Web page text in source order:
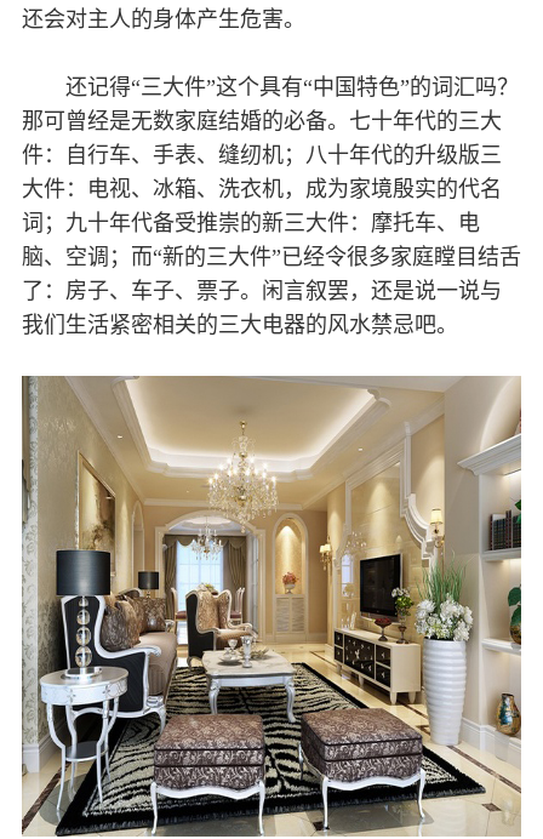
还会对主人的身体产生危害。
还记得“三大件”这个具有“中国特色”的词汇吗？
那可曾经是无数家庭结婚的必备。七十年代的三大
件：自行车、手表、缝纫机；八十年代的升级版三
大件：电视、冰箱、洗衣机，成为家境殷实的代名
词；九十年代备受推崇的新三大件：摩托车、电
脑、空调；而“新的三大件”已经令很多家庭瞠目结舌
了：房子、车子、票子。闲言叙罢，还是说一说与
我们生活紧密相关的三大电器的风水禁忌吧。